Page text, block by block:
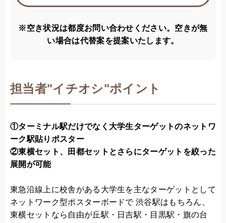
※空き状況は都度お問い合わせください。空きが無
い場合は代替案を提案いたします。
担当者"イチオシ"ポイント
①ターミナル駅だけでなく大学生ターゲットのネットワ
ーク駅貼りポスター
②東横セット、田都セットとさらにターゲットを絞った
展開が可能
東急沿線上に校舎がある大学生を主なターゲットとして
ネットワーク型ポスターボードで 渋谷駅はもちろん、
東横セットなら自由が丘駅・日吉駅・目黒駅・旗の台